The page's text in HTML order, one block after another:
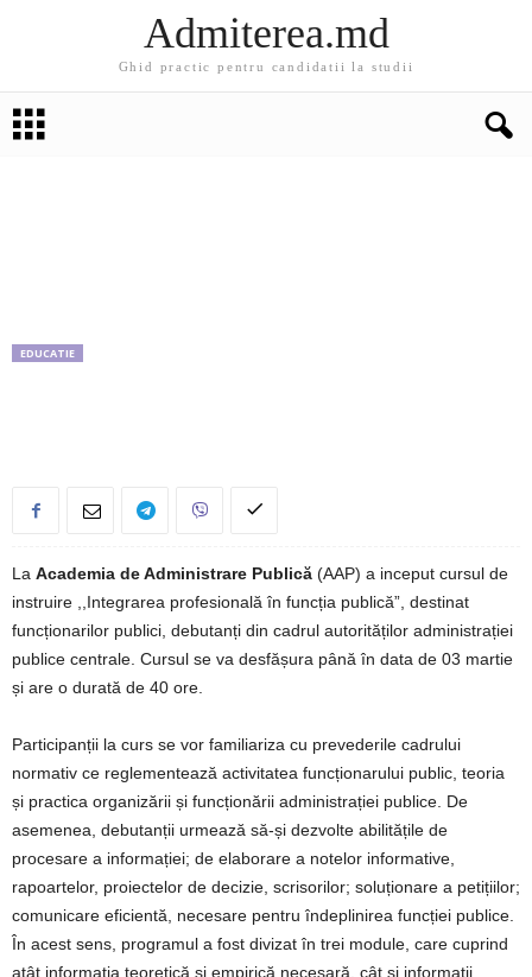
Admiterea.md
Ghid practic pentru candidatii la studii
EDUCATIE
La Academia de Administrare Publică (AAP) a inceput cursul de
instruire ,,Integrarea profesională în funcția publică”, destinat
funcționarilor publici, debutanți din cadrul autorităților administrației
publice centrale. Cursul se va desfășura până în data de 03 martie
și are o durată de 40 ore.
Participanții la curs se vor familiariza cu prevederile cadrului
normativ ce reglementează activitatea funcționarului public, teoria
și practica organizării și funcționării administrației publice. De
asemenea, debutanții urmează să-și dezvolte abilitățile de
procesare a informației; de elaborare a notelor informative,
rapoartelor, proiectelor de decizie, scrisorilor; soluționare a petițiilor;
comunicare eficientă, necesare pentru îndeplinirea funcției publice.
În acest sens, programul a fost divizat în trei module, care cuprind
atât informația teoretică și empirică necesară, cât și informații